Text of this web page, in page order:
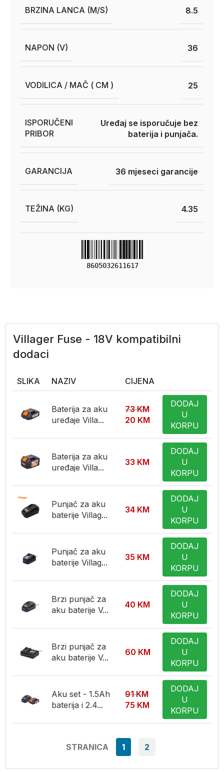
BRZINA LANCA (M/S) 8.5
NAPON (V) 36
VODILICA / MAČ ( CM ) 25
ISPORUČENI
PRIBOR
Uređaj se isporučuje bez
baterija i punjača.
GARANCIJA 36 mjeseci garancije
TEŽINA (KG) 4.35
8605032611617
Villager Fuse - 18V kompatibilni
dodaci
SLIKA NAZIV CIJENA
Baterija za aku
uređaje Villa...
73KM
20 KM
DODAJ
U
KORPU
Baterija za aku
uređaje Villa...
33 KM
DODAJ
U
KORPU
Punjač za aku
baterije Villag...
34 KM
DODAJ
U
KORPU
Punjač za aku
baterije Villag...
35 KM
DODAJ
U
KORPU
Brzi punjač za
aku baterije V...
40 KM
DODAJ
U
KORPU
Brzi punjač za
aku baterije V...
60 KM
DODAJ
U
KORPU
Aku set - 1.5Ah
baterija i 2.4...
91KM
75 KM
DODAJ
U
KORPU
STRANICA 1 2